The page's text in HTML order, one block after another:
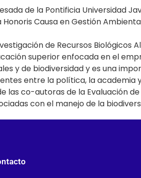
de la Pontificia Universidad
Causa en Gestión
de Recursos Biológicos
superior enfocada en el
y de biodiversidad y es una
entre la política, la academia
las co-autoras de la
con el manejo de la